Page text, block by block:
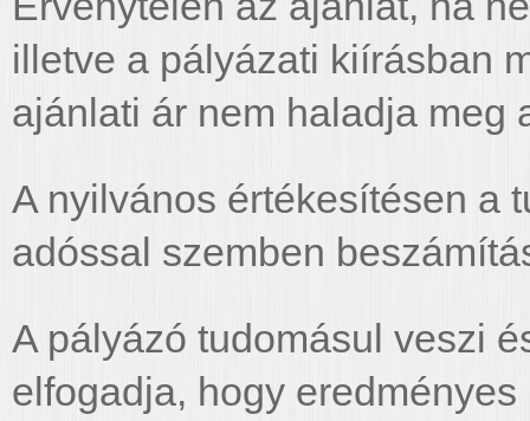
illetve a pályázati kiírásban
ajánlati ár nem haladja meg
A nyilvános értékesítésen a
adóssal szemben
A pályázó tudomásul veszi
elfogadja, hogy